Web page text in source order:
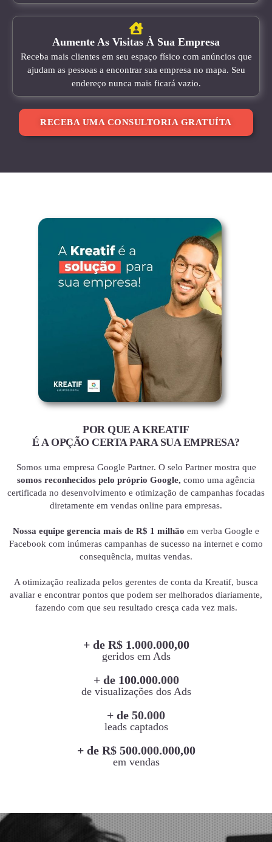
Aumente As Visitas À Sua Empresa
Receba mais clientes em seu espaço físico com anúncios que
ajudam as pessoas a encontrar sua empresa no mapa. Seu
endereço nunca mais ficará vazio.
RECEBA UMA CONSULTORIA GRATUÍTA
POR QUE A KREATIF
É A OPÇÃO CERTA PARA SUA EMPRESA?
Somos uma empresa Google Partner. O selo Partner mostra que
somos reconhecidos pelo próprio Google, como uma agência
certificada no desenvolvimento e otimização de campanhas focadas
diretamente em vendas online para empresas.
Nossa equipe gerencia mais de R$ 1 milhão em verba Google e
Facebook com inúmeras campanhas de sucesso na internet e como
consequência, muitas vendas.
A otimização realizada pelos gerentes de conta da Kreatif, busca
avaliar e encontrar pontos que podem ser melhorados diariamente,
fazendo com que seu resultado cresça cada vez mais.
+ de R$ 1.000.000,00
geridos em Ads
+ de 100.000.000
de visualizações dos Ads
+ de 50.000
leads captados
+ de R$ 500.000.000,00
em vendas